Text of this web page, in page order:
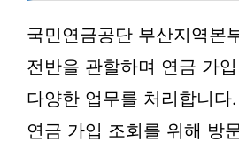
국민연금공단 부산지역본
전반을 관할하며 연금 가
다양한 업무를 처리합니다.
연금 가입 조회를 위해 방